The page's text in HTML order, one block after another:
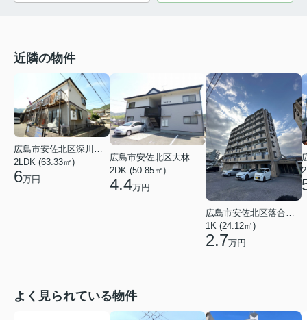
近隣の物件
広島市安佐北区深川１丁目
2LDK (63.33㎡)
6万円
2DK (50.85㎡)
4.4万円
広島市安佐北区落合南３丁目
1K (24.12㎡)
2.7万円
よく見られている物件